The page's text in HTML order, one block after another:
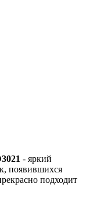
- яркий
появившихся
подходит